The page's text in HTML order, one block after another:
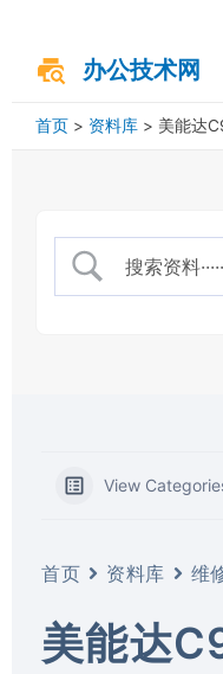
办公技术网
首页 资料库 美能达
View
首页 资料库 维
美能达